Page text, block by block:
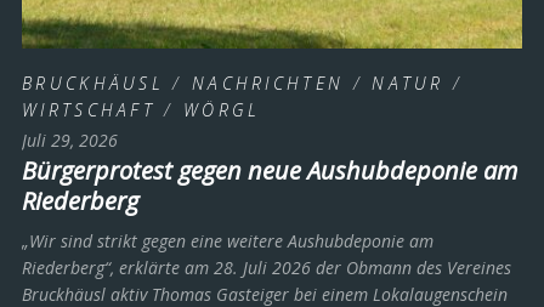
BRUCKHÄUSL / NACHRICHTEN / NATUR /
WIRTSCHAFT / WÖRGL
Juli 29, 2026
Bürgerprotest gegen neue Aushubdeponie am
Riederberg
„Wir sind strikt gegen eine weitere Aushubdeponie am
Riederberg“, erklärte am 28. Juli 2026 der Obmann des Vereines
Bruckhäusl aktiv Thomas Gasteiger bei einem Lokalaugenschein